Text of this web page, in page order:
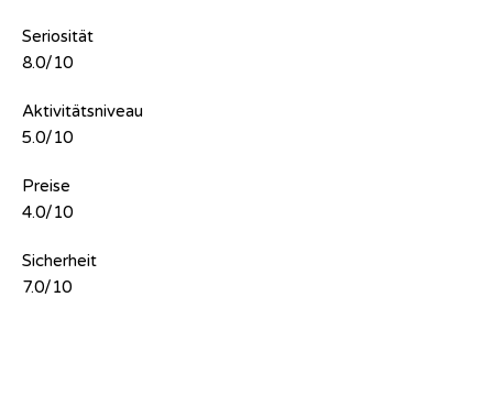
Seriosität
8.0/10
Aktivitätsniveau
5.0/10
Preise
4.0/10
Sicherheit
7.0/10